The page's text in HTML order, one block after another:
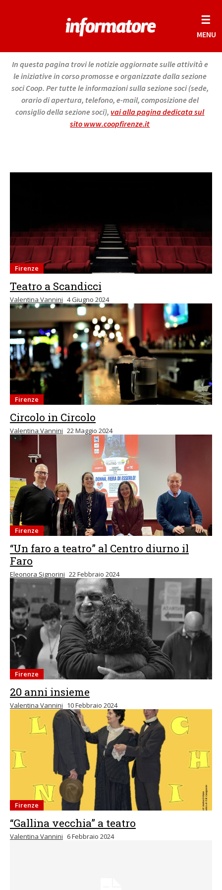
☰
MENU
In questa pagina trovi le notizie aggiornate sulle attività e
le iniziative in corso promosse e organizzate dalla sezione
soci Coop. Per tutte le informazioni sulla sezione soci (sede,
orario di apertura, telefono, e-mail, composizione del
consiglio della sezione soci), vai alla pagina dedicata sul
sito www.coopfirenze.it
Firenze
Teatro a Scandicci
Valentina Vannini 4 Giugno 2024
Firenze
Circolo in Circolo
Valentina Vannini 22 Maggio 2024
Firenze
“Un faro a teatro” al Centro diurno il
Faro
Eleonora Signorini 22 Febbraio 2024
Firenze
20 anni insieme
Valentina Vannini 10 Febbraio 2024
Firenze
“Gallina vecchia” a teatro
Valentina Vannini 6 Febbraio 2024